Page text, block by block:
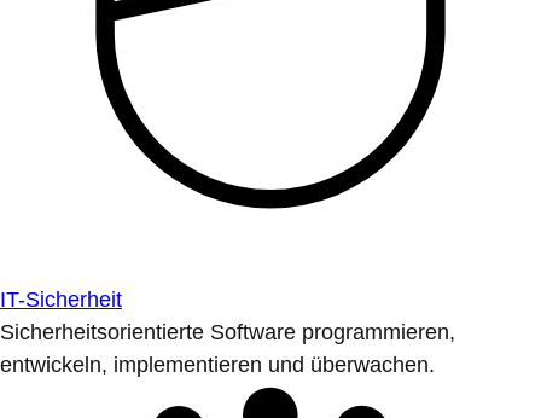
IT-Sicherheit
Sicherheitsorientierte Software programmieren,
entwickeln, implementieren und überwachen.